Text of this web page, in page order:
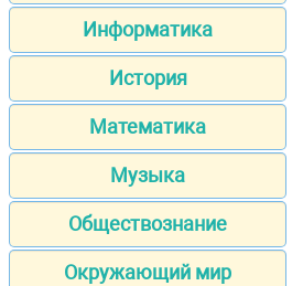
Информатика
История
Математика
Музыка
Обществознание
Окружающий мир